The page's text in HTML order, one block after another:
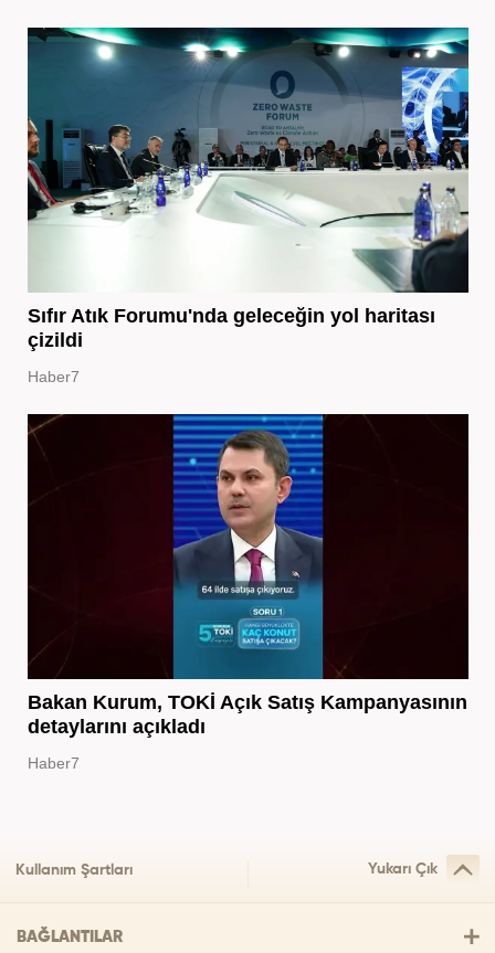
Sıfır Atık Forumu'nda geleceğin yol haritası
çizildi
Haber7
Bakan Kurum, TOKİ Açık Satış Kampanyasının
detaylarını açıkladı
Haber7
Kullanım Şartları Yukarı Çık
BAĞLANTILAR